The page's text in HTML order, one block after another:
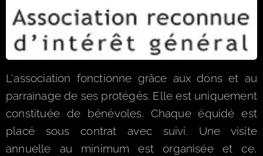
L'association fonctionne grâce aux dons et au
parrainage de ses protégés. Elle est uniquement
constituée de bénévoles. Chaque équidé est
placé sous contrat avec suivi. Une visite
annuelle au minimum est organisée et ce,